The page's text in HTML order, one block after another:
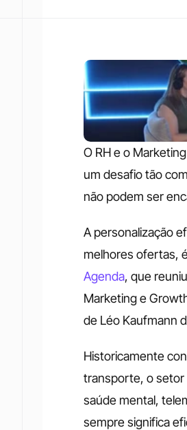
O RH e o
um desafio tão
não podem ser
A personalização
melhores ofertas,
Agenda, que
Marketing e
de Léo Kaufmann
Historicamente
transporte, o setor
saúde mental,
sempre significa